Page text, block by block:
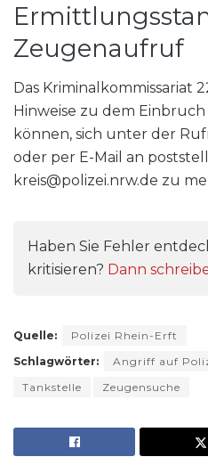
Zeugenaufruf
Das Kriminalkommissariat
Hinweise zu dem
können, sich unter der
oder per E-Mail an
kreis@polizei.nrw.de zu
Haben Sie Fehler
kritisieren? Dann
Quelle:
Polizei Rhein-Erft
Schlagwörter:
Angriff auf
Tankstelle
Zeugensuche